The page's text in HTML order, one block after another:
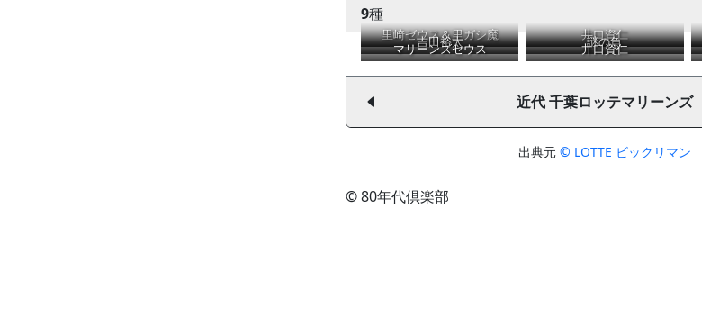
9種
里崎ゼウス＆里ガシ魔 井口資仁
吉田裕太 謎の魚
マリーンズセウス 井口資仁
近代 千葉ロッテマリーンズ
出典元 © LOTTE ビックリマン
© 80年代倶楽部